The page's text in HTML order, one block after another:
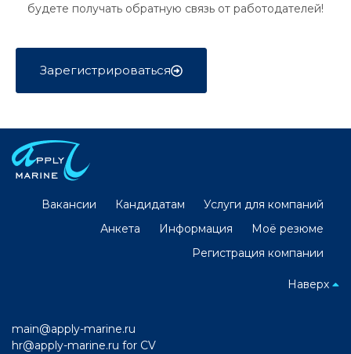
будете получать обратную связь от работодателей!
Зарегистрироваться
Вакансии Кандидатам
Услуги для компаний
Анкета
Информация
Моё резюме
Регистрация компании
Наверх
main@apply-marine.ru
hr@apply-marine.ru for CV